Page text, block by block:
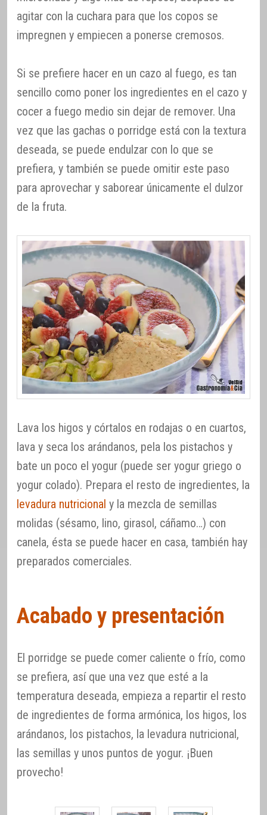
agitar con la cuchara para que los copos se
impregnen y empiecen a ponerse cremosos.
Si se prefiere hacer en un cazo al fuego, es tan
sencillo como poner los ingredientes en el cazo y
cocer a fuego medio sin dejar de remover. Una
vez que las gachas o porridge está con la textura
deseada, se puede endulzar con lo que se
prefiera, y también se puede omitir este paso
para aprovechar y saborear únicamente el dulzor
de la fruta.
Lava los higos y córtalos en rodajas o en cuartos,
lava y seca los arándanos, pela los pistachos y
bate un poco el yogur (puede ser yogur griego o
yogur colado). Prepara el resto de ingredientes, la
levadura nutricional y la mezcla de semillas
molidas (sésamo, lino, girasol, cáñamo…) con
canela, ésta se puede hacer en casa, también hay
preparados comerciales.
Acabado y presentación
El porridge se puede comer caliente o frío, como
se prefiera, así que una vez que esté a la
temperatura deseada, empieza a repartir el resto
de ingredientes de forma armónica, los higos, los
arándanos, los pistachos, la levadura nutricional,
las semillas y unos puntos de yogur. ¡Buen
provecho!